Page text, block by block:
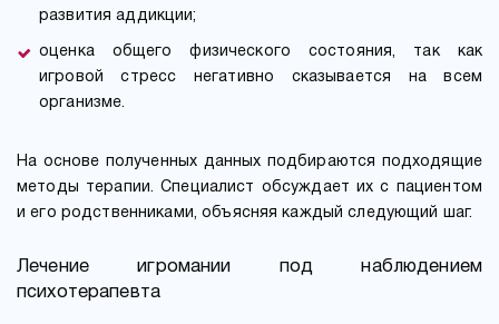
развития аддикции;
оценка общего физического состояния, так как
игровой стресс негативно сказывается на всем
организме.
На основе полученных данных подбираются подходящие
методы терапии. Специалист обсуждает их с пациентом
и его родственниками, объясняя каждый следующий шаг.
Лечение игромании под наблюдением
психотерапевта